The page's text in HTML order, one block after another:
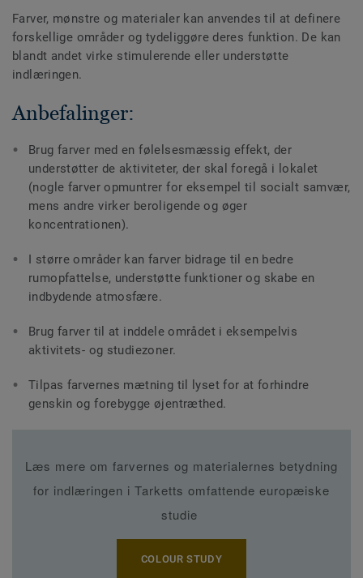
Farver, mønstre og materialer kan anvendes til at definere
forskellige områder og tydeliggøre deres funktion. De kan
blandt andet virke stimulerende eller understøtte
indlæringen.
Anbefalinger:
Brug farver med en følelsesmæssig effekt, der
understøtter de aktiviteter, der skal foregå i lokalet
(nogle farver opmuntrer for eksempel til socialt samvær,
mens andre virker beroligende og øger
koncentrationen).
I større områder kan farver bidrage til en bedre
rumopfattelse, understøtte funktioner og skabe en
indbydende atmosfære.
Brug farver til at inddele området i eksempelvis
aktivitets- og studiezoner.
Tilpas farvernes mætning til lyset for at forhindre
genskin og forebygge øjentræthed.
Læs mere om farvernes og materialernes betydning
for indlæringen i Tarketts omfattende europæiske
studie
COLOUR STUDY